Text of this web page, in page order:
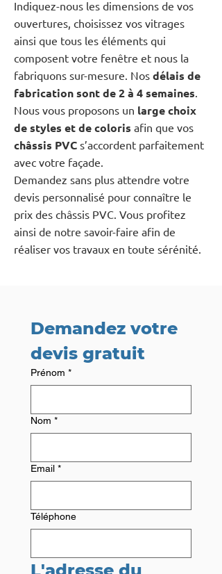
Indiquez-nous les dimensions de vos
ouvertures, choisissez vos vitrages
ainsi que tous les éléments qui
composent votre fenêtre et nous la
fabriquons sur-mesure. Nos délais de
fabrication sont de 2 à 4 semaines.
Nous vous proposons un large choix
de styles et de coloris afin que vos
châssis PVC s’accordent parfaitement
avec votre façade.
Demandez sans plus attendre votre
devis personnalisé pour connaître le
prix des châssis PVC. Vous profitez
ainsi de notre savoir-faire afin de
réaliser vos travaux en toute sérénité.
Demandez votre
devis gratuit
Prénom *
Nom *
Email *
Téléphone